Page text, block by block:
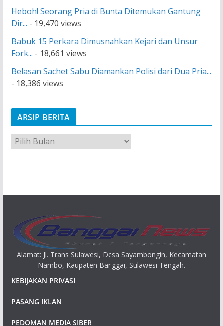
Heboh! Seorang Pria di Bunta Ditemukan Gantung
Dir... - 19,470 views
Babuk 15 Perkara Dimusnahkan Kejari dan Unsur
Fork... - 18,661 views
Belasan Sachet Sabu Diamankan Polisi dari Dua Pria...
- 18,386 views
ARSIP BERITA
A
r
Alamat: Jl. Trans Sulawesi, Desa Sayambongin, Kecamatan
Nambo, Kaupaten Banggai, Sulawesi Tengah.
KEBIJAKAN PRIVASI
PASANG IKLAN
PEDOMAN MEDIA SIBER